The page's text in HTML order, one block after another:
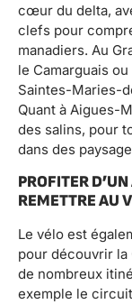
cœur du delta,
clefs pour
manadiers. Au
le Camarguais
Saintes-Maries-
Quant à Aigues-
des salins, pour
dans des
PROFITER
REMETTRE AU
Le vélo est
pour découvrir la
de nombreux
exemple le